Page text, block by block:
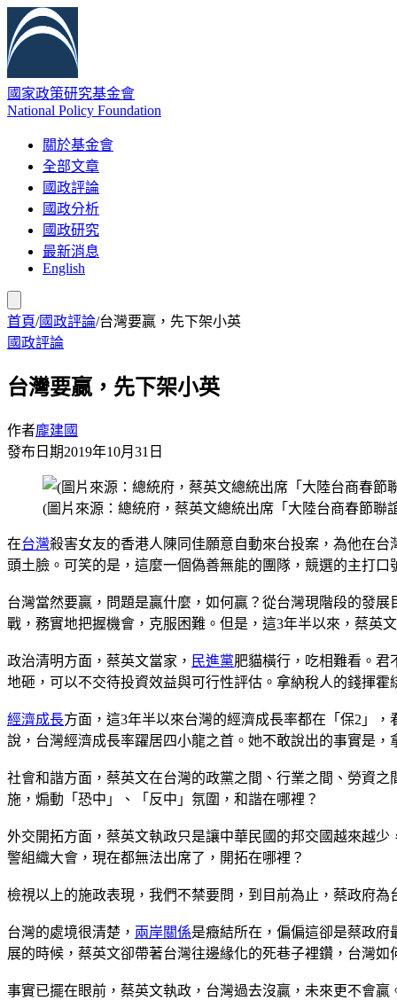
國家政策研究基金會
National Policy Foundation
關於基金會
全部文章
國政評論
國政分析
國政研究
最新消息
English
首頁/國政評論/台灣要贏，先下架小英
國政評論
台灣要贏，先下架小英
作者龐建國
發布日期2019年10月31日
(圖片來源：總統府，蔡英文總統出席「大陸台商春節聯
在台灣殺害女友的香港人陳同佳願意自動來台投案，為他在
頭土臉。可笑的是，這麼一個偽善無能的團隊，競選的主打口
台灣當然要贏，問題是贏什麼，如何贏？從台灣現階段的發
戰，務實地把握機會，克服困難。但是，這3年半以來，蔡英
政治清明方面，蔡英文當家， 民進黨肥貓橫行，吃相難看。君
地砸，可以不交待投資效益與可行性評估。拿納稅人的錢揮
經濟成長方面，這3年半以來台灣的經濟成長率都在「保2」
說，台灣經濟成長率躍居四小龍之首。她不敢說出的事實是
社會和諧方面，蔡英文在台灣的政黨之間、行業之間、勞資
施，煽動「恐中」、「反中」氛圍，和諧在哪裡？
外交開拓方面，蔡英文執政只是讓中華民國的邦交國越來越
警組織大會，現在都無法出席了，開拓在哪裡？
檢視以上的施政表現，我們不禁要問，到目前為止，蔡政府
台灣的處境很清楚， 兩岸關係是癥結所在，偏偏這卻是蔡政
展的時候，蔡英文卻帶著台灣往邊緣化的死巷子裡鑽，台灣如
事實已擺在眼前，蔡英文執政，台灣過去沒贏，未來更不會